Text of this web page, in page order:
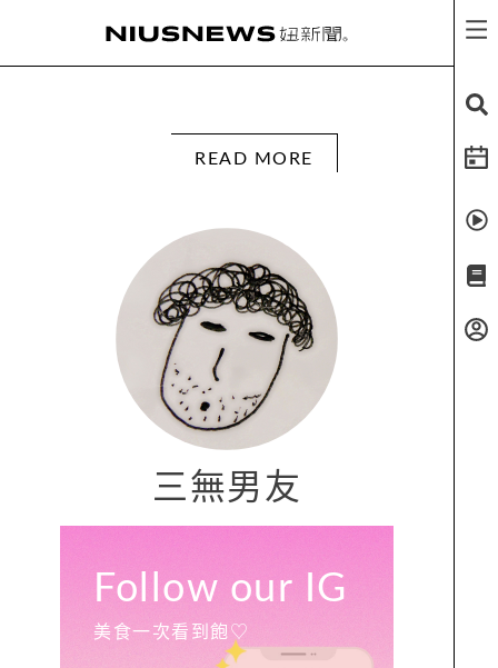
READ MORE
三無男友
Follow our IG
美食一次看到飽♡